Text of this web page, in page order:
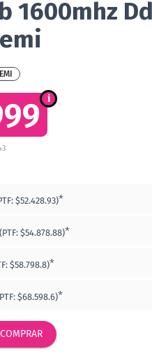
1600mhz
$52.428.93)*
(PTF: $54.878.88)*
$58.798.8)*
$68.598.6)*